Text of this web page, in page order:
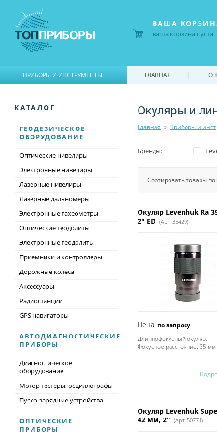
Окуляры и
Главная » Приборы и
Бренды:
Сортировать товары
Окуляр Levenhuk Ra
2" ED (Арт. 35429)
Цена: по запросу
Длиннофокусный окуляр.
Фокусное расстояние: 35 мм
Окуляр Levenhuk
42 мм, 2" (Арт. 50771)
КАТАЛОГ
ГЕОДЕЗИЧЕСКОЕ
ОБОРУДОВАНИЕ
Оптические нивелиры
Электронные нивелиры
Лазерные нивелиры
Лазерные дальномеры
Электронные тахеометры
Оптические теодолиты
Электронные теодолиты
Приемники и контроллеры
Дорожные колеса
Аксессуары
Радиостанции
GPS навигаторы
АВТОДИАГНОСТИЧЕСКИЕ
ПРИБОРЫ
Диагностическое
оборудование
Мотор тестеры, осциллографы
Пуско-зарядные устройства
ОПТИЧЕСКИЕ
ПРИБОРЫ
ВАША
ваша корзина пуста
ПРИБОРЫ И ИНСТРУМЕНТЫ ГЛАВНАЯ | О